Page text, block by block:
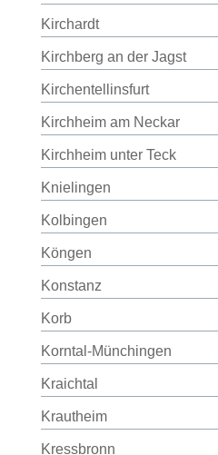
Kirchardt
Kirchberg an der Jagst
Kirchentellinsfurt
Kirchheim am Neckar
Kirchheim unter Teck
Knielingen
Kolbingen
Köngen
Konstanz
Korb
Korntal-Münchingen
Kraichtal
Krautheim
Kressbronn